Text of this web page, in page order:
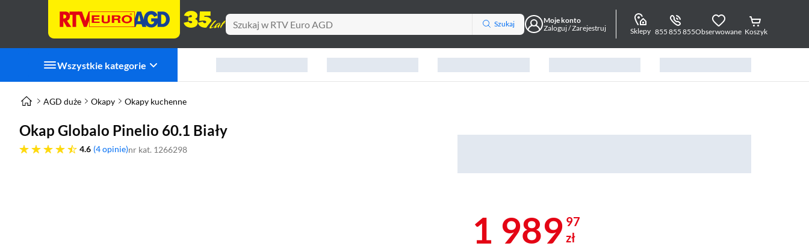
Szukaj
Moje konto
Zaloguj / Zarejestruj
Sklepy 855 855 855Obserwowane Koszyk
Wszystkie kategorie
AGD duże Okapy Okapy kuchenne
Okap Globalo Pinelio 60.1 Biały
4.6
4.6 gwiazdek 4 opinie nr kat. 1266298
1 989 97
zł